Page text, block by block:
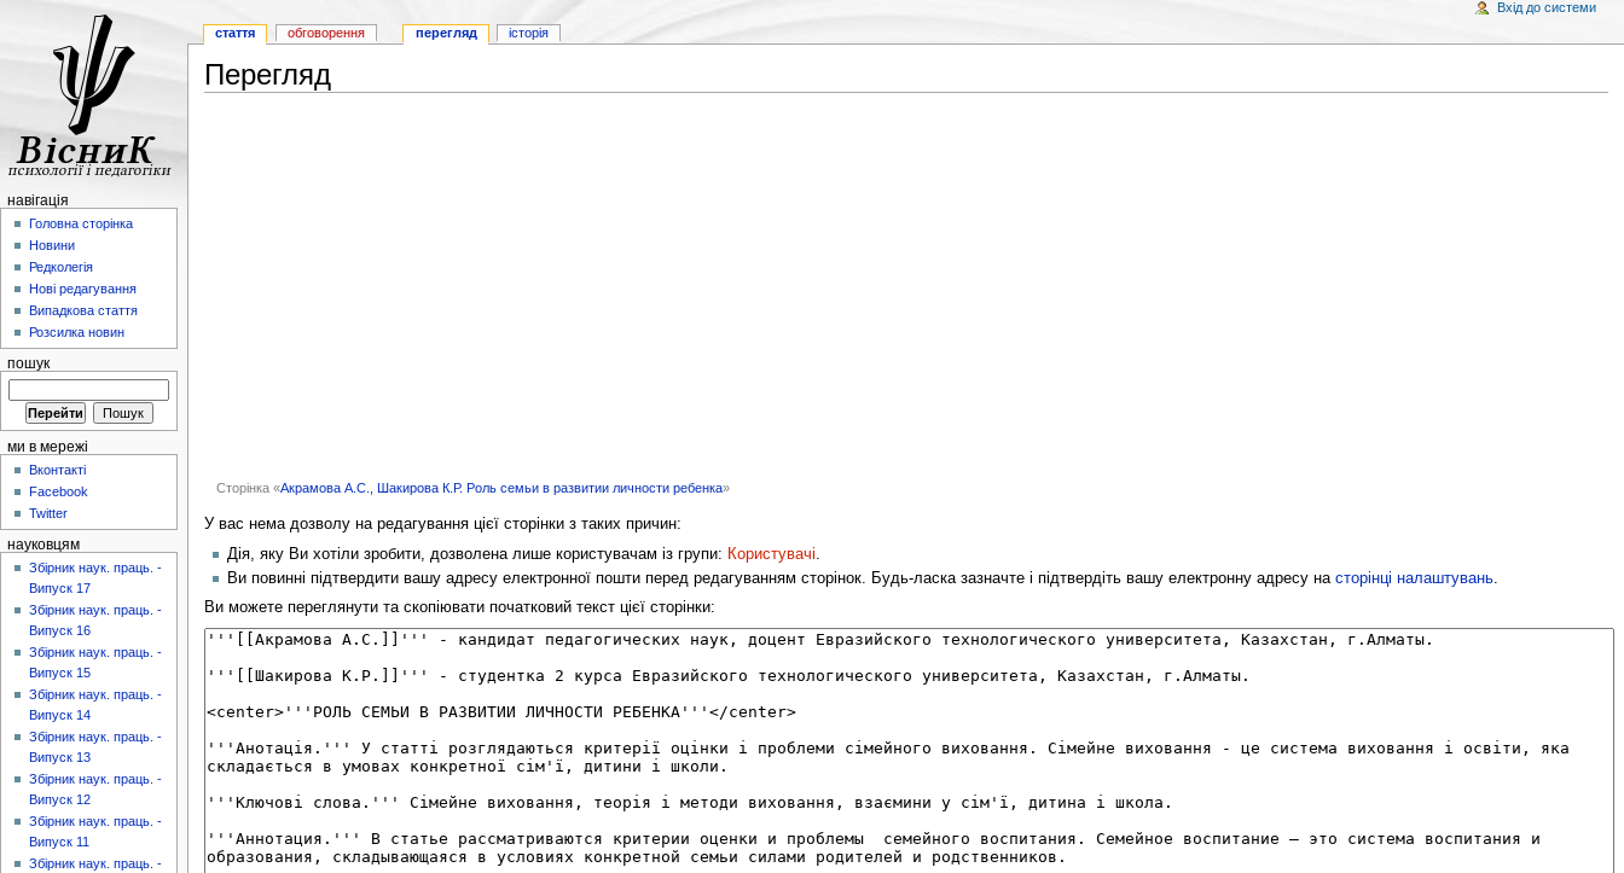
Перегляд
Сторінка «Акрамова А.С., Шакирова К.Р. Роль семьи в развитии личности ребенка»
У вас нема дозволу на редагування цієї сторінки з таких причин:
Дія, яку Ви хотіли зробити, дозволена лише користувачам із групи: Користувачі.
Ви повинні підтвердити вашу адресу електронної пошти перед редагуванням сторінок. Будь-ласка зазначте і підтвердіть вашу електронну адресу на сторінці налаштувань.
Ви можете переглянути та скопіювати початковий текст цієї сторінки:
стаття обговорення перегляд історія
Вхід до системи
навігація
Головна сторінка
Новини
Редколегія
Нові редагування
Випадкова стаття
Розсилка новин
пошук
ми в мережі
Вконтакті
Facebook
Twitter
науковцям
Збірник наук. праць. -
Випуск 17
Збірник наук. праць. -
Випуск 16
Збірник наук. праць. -
Випуск 15
Збірник наук. праць. -
Випуск 14
Збірник наук. праць. -
Випуск 13
Збірник наук. праць. -
Випуск 12
Збірник наук. праць. -
Випуск 11
Збірник наук. праць. -